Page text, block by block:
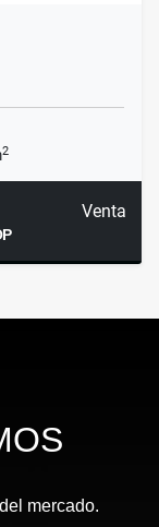
2
Venta
mercado.